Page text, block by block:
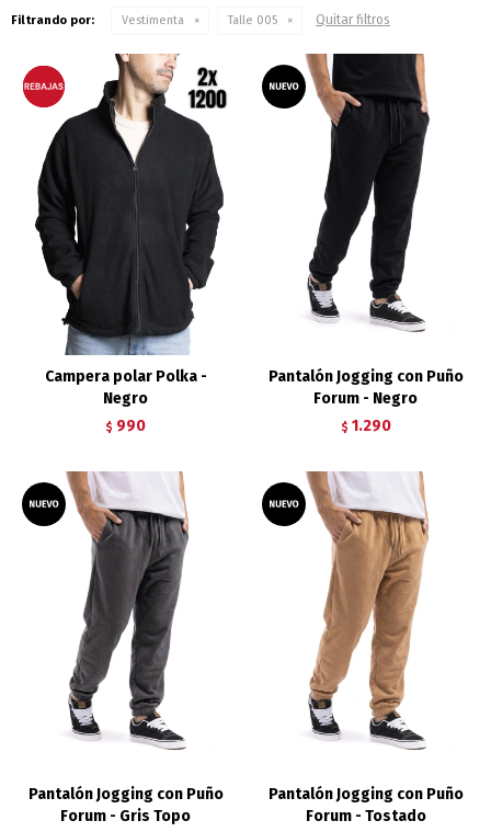
Filtrando por: Vestimenta Talle 005 Quitar filtros
Campera polar Polka -
Negro
$ 990
Pantalón Jogging con Puño
Forum - Negro
$ 1.290
Pantalón Jogging con Puño
Forum - Gris Topo
Pantalón Jogging con Puño
Forum - Tostado